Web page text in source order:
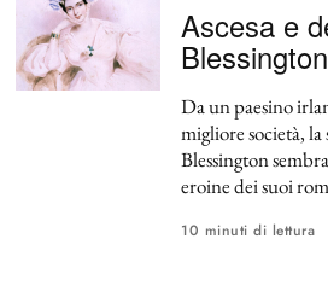
Ascesa e
Blessington
Da un paesino
migliore società,
Blessington
eroine dei suoi
10 minuti di lettura